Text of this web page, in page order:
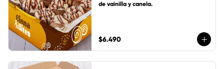
de vainilla y canela.
$6.490